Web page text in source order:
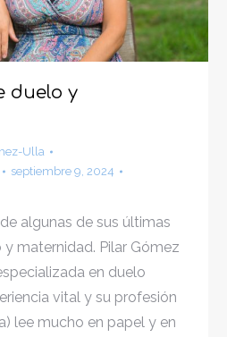
duelo y
Ulla
septiembre 9, 2024
algunas de sus últimas
maternidad. Pilar Gómez
en duelo
vital y su profesión
lee mucho en papel y en